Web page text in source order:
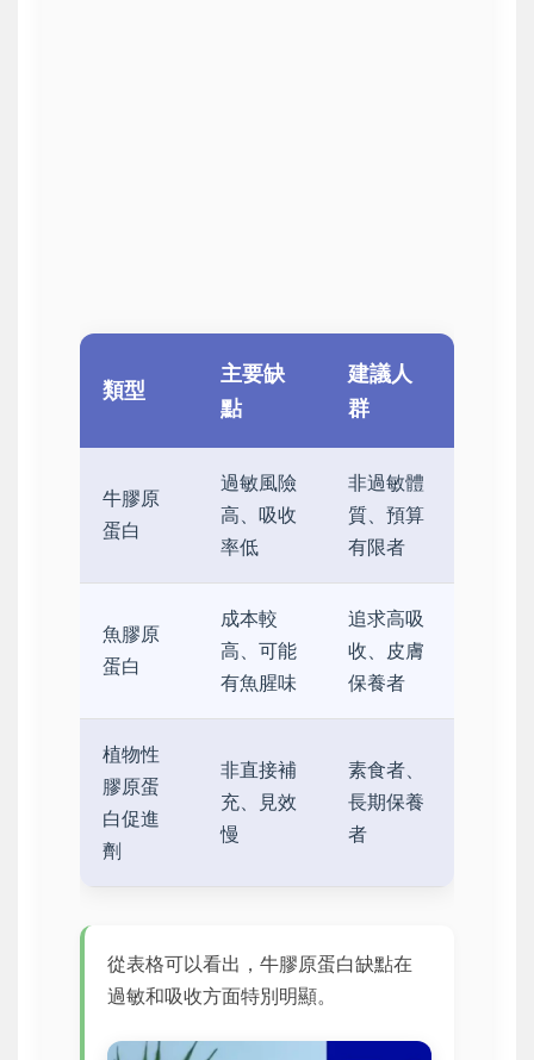
類型
主要缺
點
建議人
群
牛膠原
蛋白
過敏風險
高、吸收
率低
非過敏體
質、預算
有限者
魚膠原
蛋白
成本較
高、可能
有魚腥味
追求高吸
收、皮膚
保養者
植物性
膠原蛋
白促進
劑
非直接補
充、見效
慢
素食者、
長期保養
者
從表格可以看出，牛膠原蛋白缺點在
過敏和吸收方面特別明顯。